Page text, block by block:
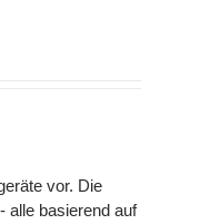
vor. Die
alle basierend auf